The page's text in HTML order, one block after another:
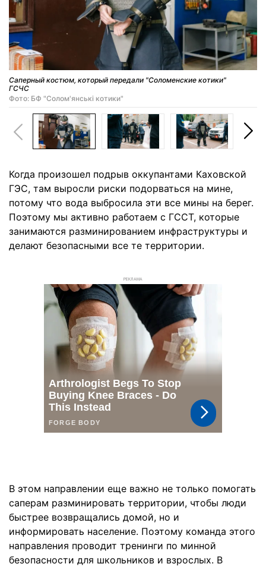
Саперный костюм, который передали "Соломенские котики"
ГСЧС
Фото: БФ "Солом'янські котики"
Когда произошел подрыв оккупантами Каховской
ГЭС, там выросли риски подорваться на мине,
потому что вода выбросила эти все мины на берег.
Поэтому мы активно работаем с ГССТ, которые
занимаются разминированием инфраструктуры и
делают безопасными все те территории.
РЕКЛАМА
В этом направлении еще важно не только помогать
саперам разминировать территории, чтобы люди
быстрее возвращались домой, но и
информировать население. Поэтому команда этого
направления проводит тренинги по минной
безопасности для школьников и взрослых. В